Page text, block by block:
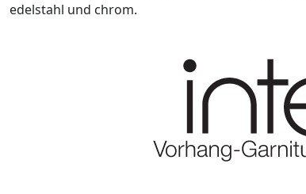
edelstahl und chrom.